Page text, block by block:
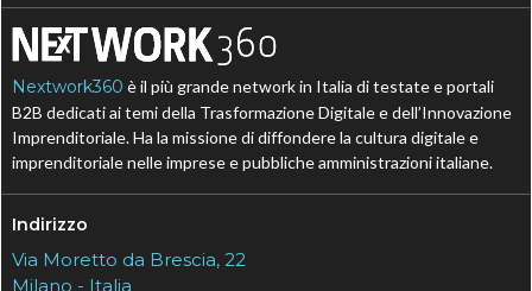
Nextwork360 è il più grande network in Italia di testate e portali
B2B dedicati ai temi della Trasformazione Digitale e dell’Innovazione
Imprenditoriale. Ha la missione di diffondere la cultura digitale e
imprenditoriale nelle imprese e pubbliche amministrazioni italiane.
Indirizzo
Via Moretto da Brescia, 22
Milano - Italia